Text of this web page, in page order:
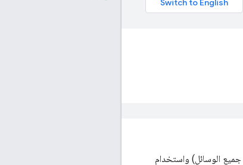
الوسائل) واستخدام